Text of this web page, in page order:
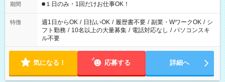
げるお仕事も！ ご希望のお時間に合わせてご紹介！ ※シフトは
ください！
期間 ■１日のみ・1回だけお仕事OK！
特徴 週1日からOK / 日払いOK / 履歴書不要 / 副業・WワークOK / シ
フト勤務 / 10名以上の大量募集 / 電話対応なし / パソコンスキ
ル不要
気になる！ 応募する 詳細へ